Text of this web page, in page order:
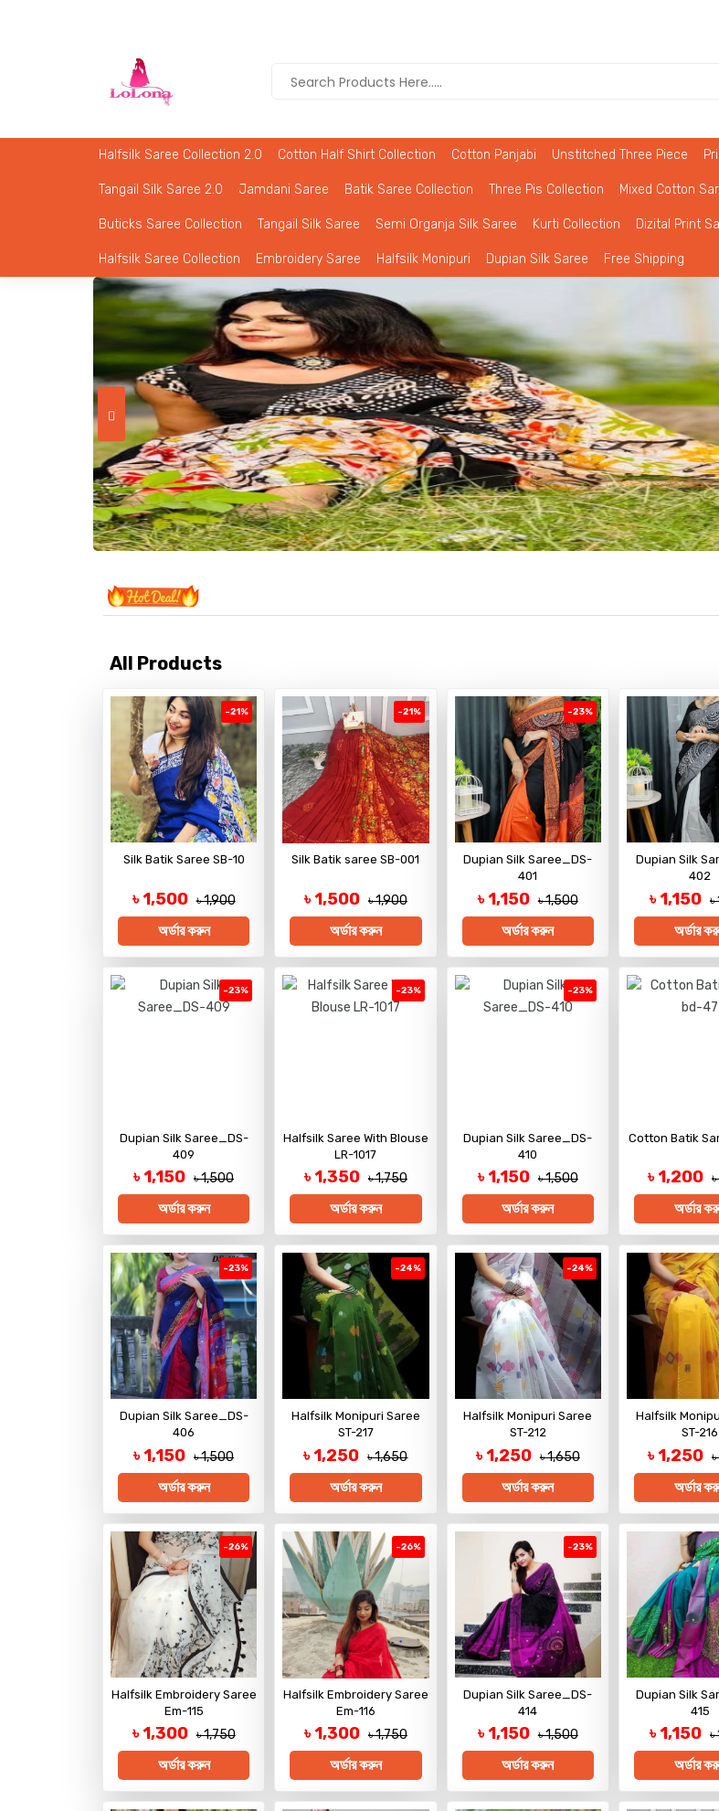
Halfsilk Saree Collection 2.0 Cotton Half Shirt Collection Cotton Panjabi Unstitched Three Piece
Tangail Silk Saree 2.0 Jamdani Saree Batik Saree Collection Three Pis Collection Mixed Cotton
Buticks Saree Collection Tangail Silk Saree Semi Organja Silk Saree Kurti Collection Dizital Print
Halfsilk Saree Collection Embroidery Saree Halfsilk Monipuri Dupian Silk Saree Free Shipping
All Products
-21%
Silk Batik Saree SB-10
৳ 1,500 ৳ 1,900
অর্ডার করুন
-21%
Silk Batik saree SB-001
৳ 1,500 ৳ 1,900
অর্ডার করুন
-23%
Dupian Silk Saree_DS-
401
৳ 1,150 ৳ 1,500
অর্ডার করুন
Dupian Silk
402
৳ 1,150
অর্ডার
-23%
Dupian Silk Saree_DS-
409
৳ 1,150 ৳ 1,500
অর্ডার করুন
-23%
Halfsilk Saree With Blouse
LR-1017
৳ 1,350 ৳ 1,750
অর্ডার করুন
-23%
Dupian Silk Saree_DS-
410
৳ 1,150 ৳ 1,500
অর্ডার করুন
Cotton Batik
৳ 1,200
অর্ডার
-23%
Dupian Silk Saree_DS-
406
৳ 1,150 ৳ 1,500
অর্ডার করুন
-24%
Halfsilk Monipuri Saree
ST-217
৳ 1,250 ৳ 1,650
অর্ডার করুন
-24%
Halfsilk Monipuri Saree
ST-212
৳ 1,250 ৳ 1,650
অর্ডার করুন
Halfsilk
ST-216
৳ 1,250
অর্ডার
-26%
Halfsilk Embroidery Saree
Em-115
৳ 1,300 ৳ 1,750
অর্ডার করুন
-26%
Halfsilk Embroidery Saree
Em-116
৳ 1,300 ৳ 1,750
অর্ডার করুন
-23%
Dupian Silk Saree_DS-
414
৳ 1,150 ৳ 1,500
অর্ডার করুন
Dupian Silk
415
৳ 1,150
অর্ডার